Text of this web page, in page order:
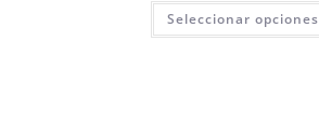
Seleccionar opciones